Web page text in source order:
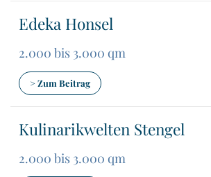
Edeka Honsel
2.000 bis 3.000 qm
> Zum Beitrag
Kulinarikwelten Stengel
2.000 bis 3.000 qm